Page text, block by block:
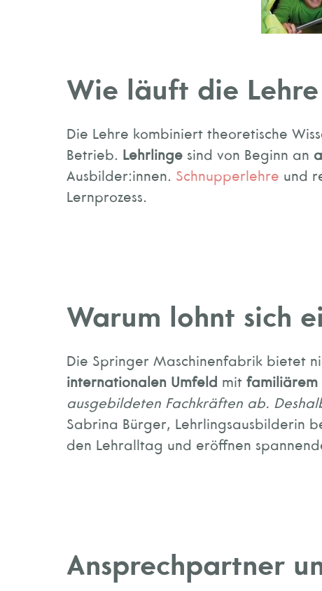
Wie läuft die
Die Lehre kombiniert theoretische
Betrieb. Lehrlinge sind von Beginn an
Ausbilder:innen. Schnupperlehre und
Lernprozess.
Warum lohnt sich
Die Springer Maschinenfabrik bietet
internationalen Umfeld mit familiärem
ausgebildeten Fachkräften ab.
Sabrina Bürger, Lehrlingsausbilderin
den Lehralltag und eröffnen
Ansprechpartner